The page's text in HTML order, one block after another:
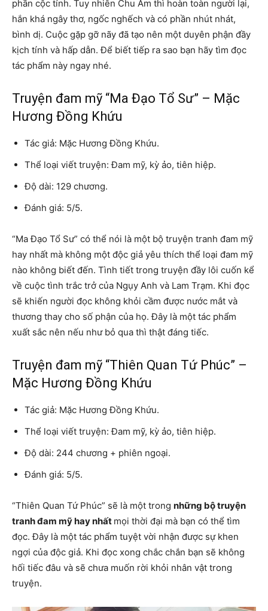
phần cộc tính. Tuy nhiên Chu Âm thì hoàn toàn người lại,
hắn khá ngây thơ, ngốc nghếch và có phần nhút nhát,
bình dị. Cuộc gặp gỡ nãy đã tạo nên một duyên phận đầy
kịch tính và hấp dẫn. Để biết tiếp ra sao bạn hãy tìm đọc
tác phẩm này ngay nhé.
Truyện đam mỹ “Ma Đạo Tổ Sư” – Mặc
Hương Đồng Khứu
Tác giả: Mặc Hương Đồng Khứu.
Thể loại viết truyện: Đam mỹ, kỳ ảo, tiên hiệp.
Độ dài: 129 chương.
Đánh giá: 5/5.
“Ma Đạo Tổ Sư” có thể nói là một bộ truyện tranh đam mỹ
hay nhất mà không một độc giả yêu thích thể loại đam mỹ
nào không biết đến. Tình tiết trong truyện đầy lôi cuốn kể
về cuộc tình trắc trở của Ngụy Anh và Lam Trạm. Khi đọc
sẽ khiến người đọc không khỏi cầm được nước mắt và
thương thay cho số phận của họ. Đây là một tác phẩm
xuất sắc nên nếu như bỏ qua thì thật đáng tiếc.
Truyện đam mỹ “Thiên Quan Tứ Phúc” –
Mặc Hương Đồng Khứu
Tác giả: Mặc Hương Đồng Khứu.
Thể loại viết truyện: Đam mỹ, kỳ ảo, tiên hiệp.
Độ dài: 244 chương + phiên ngoại.
Đánh giá: 5/5.
“Thiên Quan Tứ Phúc” sẽ là một trong những bộ truyện
tranh đam mỹ hay nhất mọi thời đại mà bạn có thể tìm
đọc. Đây là một tác phẩm tuyệt vời nhận được sự khen
ngợi của độc giả. Khi đọc xong chắc chắn bạn sẽ không
hối tiếc đâu và sẽ chưa muốn rời khỏi nhân vật trong
truyện.